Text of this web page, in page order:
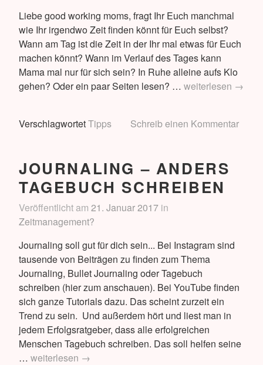
Liebe good working moms, fragt Ihr Euch manchmal
wie Ihr irgendwo Zeit finden könnt für Euch selbst?
Wann am Tag ist die Zeit in der Ihr mal etwas für Euch
machen könnt? Wann im Verlauf des Tages kann
Mama mal nur für sich sein? In Ruhe alleine aufs Klo
gehen? Oder ein paar Seiten lesen? … Tipps
moms
können
weiterlesen →
VerschlagwortetTipps Schreib einen Kommentar
JOURNALING – ANDERS
TAGEBUCH SCHREIBEN
Veröffentlicht am 21. Januar 2017 in
Zeitmanagement?
Journaling soll gut für dich sein... Bei Instagram sind
tausende von Beiträgen zu finden zum Thema
Journaling, Bullet Journaling oder Tagebuch
schreiben (hier zum anschauen). Bei YouTube finden
sich ganze Tutorials dazu. Das scheint zurzeit ein
Trend zu sein. Und außerdem hört und liest man in
jedem Erfolgsratgeber, dass alle erfolgreichen
Menschen Tagebuch schreiben. Das soll helfen seine
… Journaling
weiterlesen →